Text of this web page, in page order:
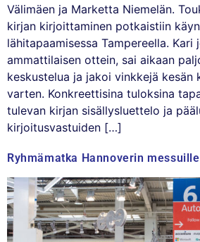
Välimäen ja Marketta Niemelän.
kirjan kirjoittaminen potkaistiin
lähitapaamisessa Tampereella. Kari
ammattilaisen ottein, sai aikaan
keskustelua ja jakoi vinkkejä kesän
varten. Konkreettisina tuloksina
tulevan kirjan sisällysluettelo ja
kirjoitusvastuiden […]
Ryhmämatka Hannoverin